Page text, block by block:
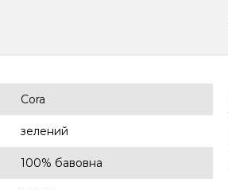
Cora
зелений
100% бавовна